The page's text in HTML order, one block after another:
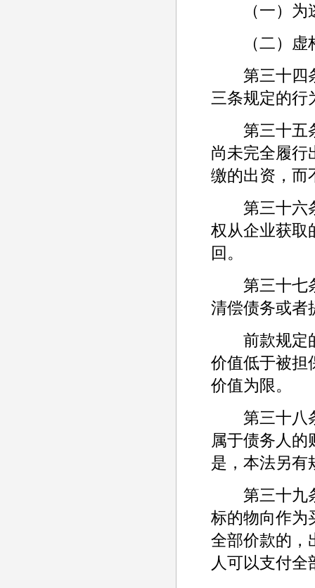
（一）为逃
（二）虚构
第三十四条
三条规定的行
第三十五条
尚未完全履行
缴的出资，而
第三十六条
权从企业获取
回。
第三十七条
清偿债务或者
前款规定的
价值低于被担
价值为限。
第三十八条
属于债务人的
是，本法另有
第三十九条
标的物向作为
全部价款的，
人可以支付